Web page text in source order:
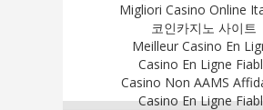
Migliori Casino Online
코인카지노 사이트
Meilleur Casino En
Casino En Ligne
Casino Non AAMS
Casino En Ligne